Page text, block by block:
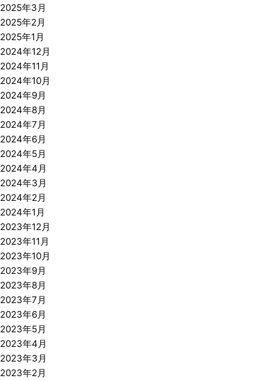
2025年3月
2025年2月
2025年1月
2024年12月
2024年11月
2024年10月
2024年9月
2024年8月
2024年7月
2024年6月
2024年5月
2024年4月
2024年3月
2024年2月
2024年1月
2023年12月
2023年11月
2023年10月
2023年9月
2023年8月
2023年7月
2023年6月
2023年5月
2023年4月
2023年3月
2023年2月